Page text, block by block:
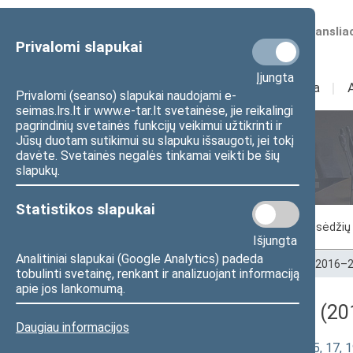
Privalomi slapukai
Įjungta
Privalomi (seanso) slapukai naudojami e-
seimas.lrs.lt ir www.e-tar.lt svetainėse, jie reikalingi
pagrindinių svetainės funkcijų veikimui užtikrinti ir
Jūsų duotam sutikimui su slapuku išsaugoti, jei tokį
davėte. Svetainės negalės tinkamai veikti be šių
slapukų.
Statistikos slapukai
Išjungta
Analitiniai slapukai (Google Analytics) padeda
tobulinti svetainę, renkant ir analizuojant informaciją
apie jos lankomumą.
Daugiau informacijos
Numatomos
Sudėtis Veikla I
Seimo posėdžiai
Posėdžiai
Pradžia>Seimo posėdžiai>Kadencijos
Darbotvarkės klausimas
Biudžeto sandaros įstatymo Nr. I-430 5,